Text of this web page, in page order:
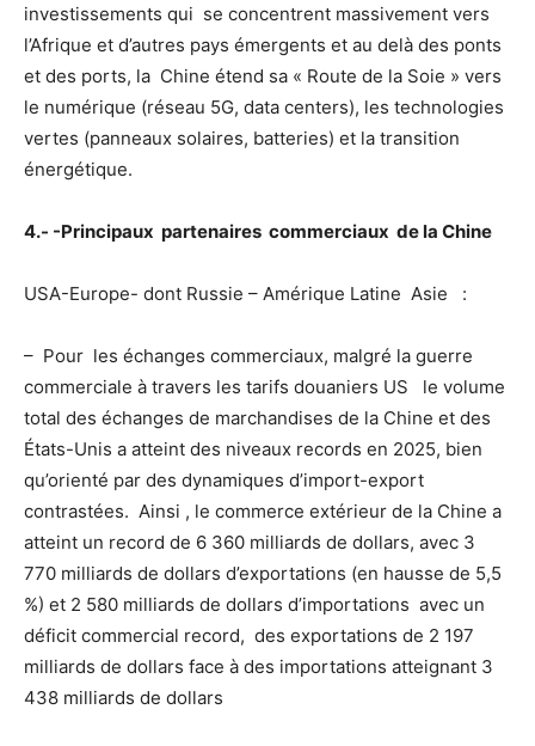
investissements qui se concentrent massivement vers
l’Afrique et d’autres pays émergents et au delà des ponts
et des ports, la Chine étend sa « Route de la Soie » vers
le numérique (réseau 5G, data centers), les technologies
vertes (panneaux solaires, batteries) et la transition
énergétique.
4.- -Principaux partenaires commerciaux de la Chine
USA-Europe- dont Russie – Amérique Latine Asie :
– Pour les échanges commerciaux, malgré la guerre
commerciale à travers les tarifs douaniers US le volume
total des échanges de marchandises de la Chine et des
États-Unis a atteint des niveaux records en 2025, bien
qu’orienté par des dynamiques d’import-export
contrastées. Ainsi , le commerce extérieur de la Chine a
atteint un record de 6 360 milliards de dollars, avec 3
770 milliards de dollars d’exportations (en hausse de 5,5
%) et 2 580 milliards de dollars d’importations avec un
déficit commercial record, des exportations de 2 197
milliards de dollars face à des importations atteignant 3
438 milliards de dollars